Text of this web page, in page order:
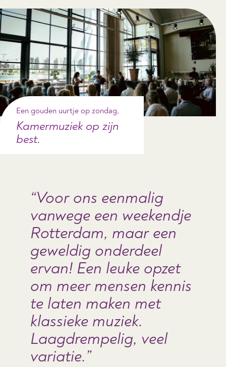
Een gouden uurtje op zondag,
Kamermuziek op zijn
best.
Voor ons eenmalig
vanwege een weekendje
Rotterdam, maar een
geweldig onderdeel
ervan! Een leuke opzet
om meer mensen kennis
te laten maken met
klassieke muziek.
Laagdrempelig, veel
variatie.